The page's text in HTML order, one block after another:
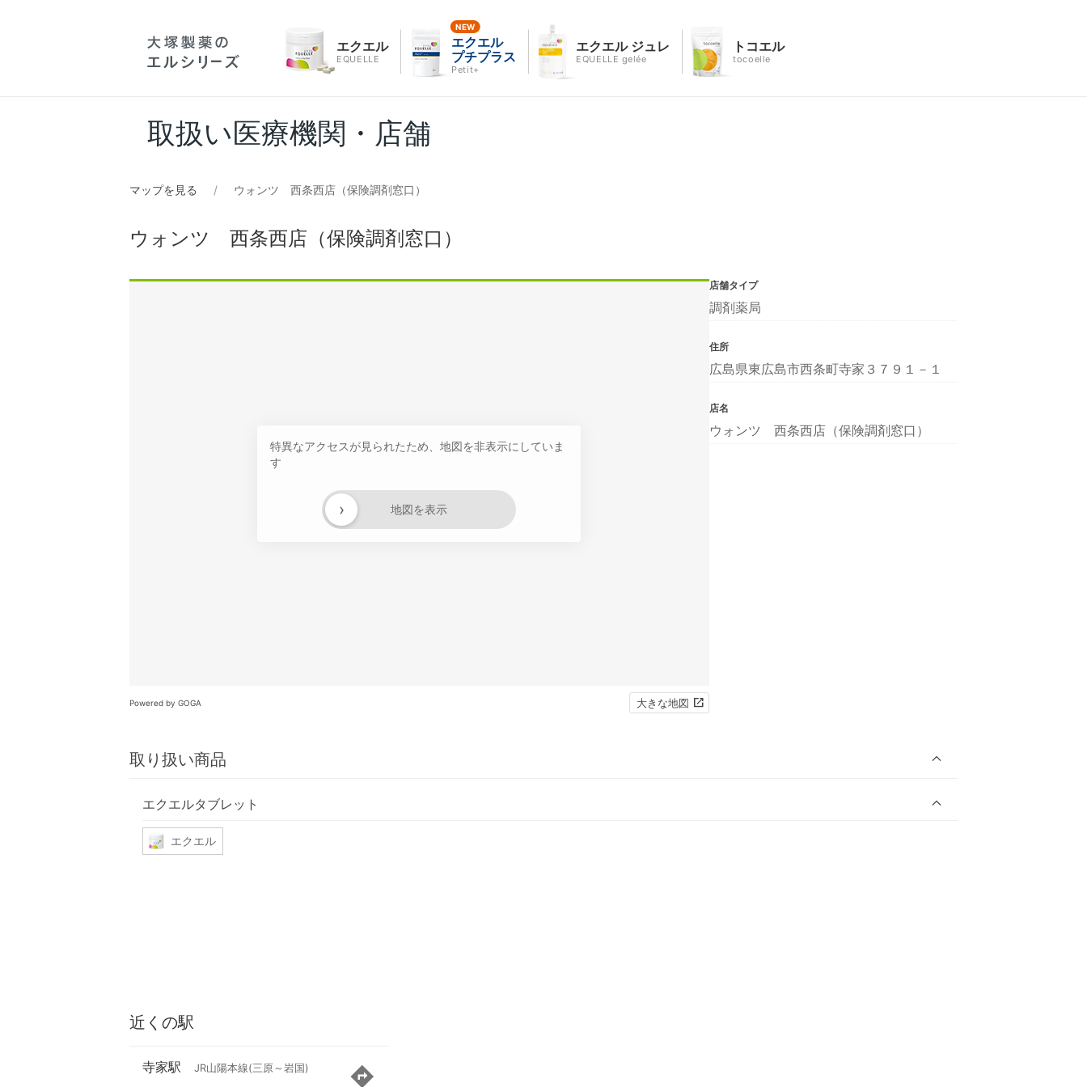
エクエル
EQUELLE
エクエル
プチプラス
Petit+
エクエル ジュレ
EQUELLE gelée
トコエル
tocoelle
取扱い医療機関・店舗
マップを見る ウォンツ 西条西店（保険調剤窓口）
ウォンツ 西条西店（保険調剤窓口）
特異なアクセスが見られたため、地図を非表示にしていま
す
地図を表示
›
Powered by GOGA 大きな地図
取り扱い商品
エクエルタブレット
エクエル
店舗タイプ
調剤薬局
住所
広島県東広島市西条町寺家３７９１－１
店名
ウォンツ 西条西店（保険調剤窓口）
近くの駅
寺家駅 JR山陽本線(三原～岩国)